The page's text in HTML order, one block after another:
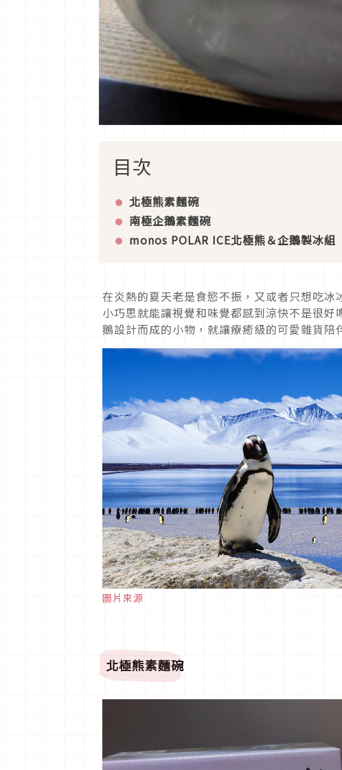
目次
北極熊素麵碗
南極企鵝素麵碗
monos POLAR ICE北極熊＆企鵝製冰組
在炎熱的夏天老是食慾不振，又或者只想吃
小巧思就能讓視覺和味覺都感到涼快不是很
鵝設計而成的小物，就讓療癒級的可愛雜貨陪
圖片來源
北極熊素麵碗